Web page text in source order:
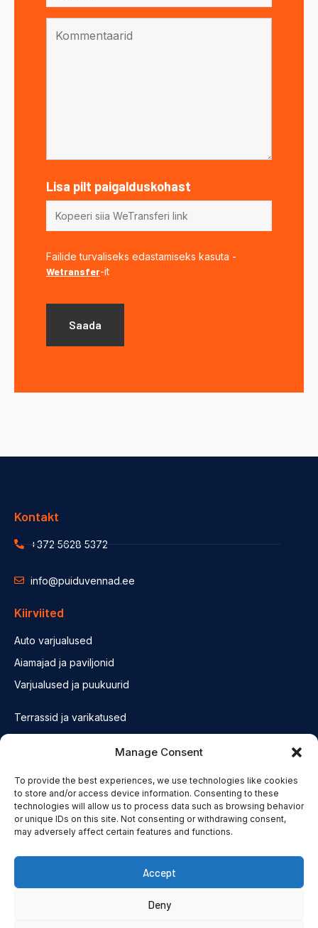
Manage Consent
To provide the best experiences, we use technologies like cookies
to store and/or access device information. Consenting to these
technologies will allow us to process data such as browsing behavior
or unique IDs on this site. Not consenting or withdrawing consent,
may adversely affect certain features and functions.
Accept
Deny
Lisa pilt paigalduskohast
Failide turvaliseks edastamiseks kasuta -
Wetransfer-it
Kontakt
+372 5628 5372
info@puiduvennad.ee
Kiirviited
Auto varjualused
Aiamajad ja paviljonid
Varjualused ja puukuurid
Terrassid ja varikatused
Olulised lingid
Privatsuspoliitika